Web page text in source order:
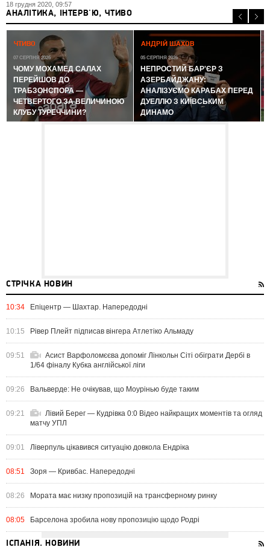
18 грудня 2020, 09:57
АНАЛІТИКА, ІНТЕРВ'Ю, ЧТИВО
ЧТИВО
07 СЕРПНЯ 2026
ЧОМУ МОХАМЕД САЛАХ
ПЕРЕЙШОВ ДО
ТРАБЗОНСПОРА —
ЧЕТВЕРТОГО ЗА ВЕЛИЧИНОЮ
КЛУБУ ТУРЕЧЧИНИ?
АНДРІЙ ШАХОВ
05 СЕРПНЯ 2026
НЕПРОСТИЙ БАР'ЄР З
АЗЕРБАЙДЖАНУ:
АНАЛІЗУЄМО КАРАБАХ ПЕРЕД
ДУЕЛЛЮ З КИЇВСЬКИМ
ДИНАМО
СТРІЧКА НОВИН
10:34 Епіцентр — Шахтар. Напередодні
10:15 Рівер Плейт підписав вінгера Атлетіко Альмаду
09:51
Асист Варфоломєєва допоміг Лінкольн Сіті обіграти Дербі в
1/64 фіналу Кубка англійської ліги
09:26 Вальверде: Не очікував, що Моурінью буде таким
09:21
Лівий Берег — Кудрівка 0:0 Відео найкращих моментів та огляд
матчу УПЛ
09:01 Ліверпуль цікавився ситуацію довкола Ендріка
08:51 Зоря — Кривбас. Напередодні
08:26 Мората має низку пропозицій на трансферному ринку
08:05 Барселона зробила нову пропозицію щодо Родрі
ІСПАНІЯ. НОВИНИ